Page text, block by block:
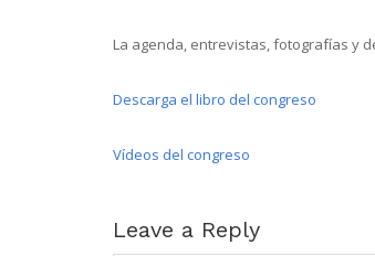
La agenda, entrevistas, fotografías y
Descarga el libro del congreso
Vídeos del congreso
Leave a Reply